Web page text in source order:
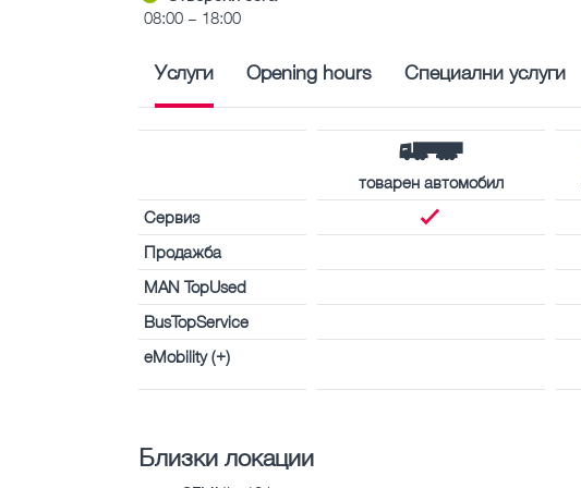
08:00 – 18:00
Услуги Opening hours Специални услуги
товарен автомобил
Сервиз
Продажба
MAN TopUsed
BusTopService
eMobility (+)
Близки локации